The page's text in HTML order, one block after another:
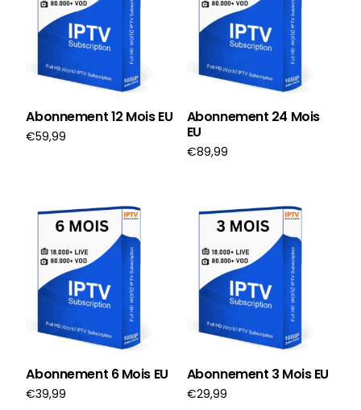
Abonnement 12 Mois EU
€59,99
Abonnement 24 Mois
EU
€89,99
Abonnement 6 Mois EU
€39,99
Abonnement 3 Mois EU
€29,99